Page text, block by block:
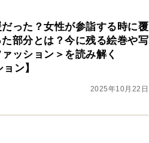
った？女性が参詣する時に覆
部分とは？今に残る絵巻や写
ッション＞を読み解く
ン】
2025年10月22日